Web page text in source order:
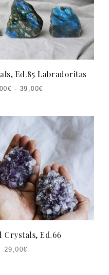
Ed.85 Labradoritas
€ - 39,00€
Crystals, Ed.66
29,00€